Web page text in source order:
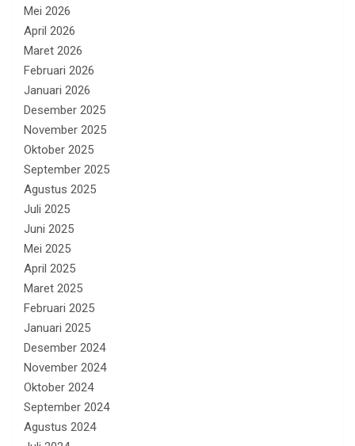
Mei 2026
April 2026
Maret 2026
Februari 2026
Januari 2026
Desember 2025
November 2025
Oktober 2025
September 2025
Agustus 2025
Juli 2025
Juni 2025
Mei 2025
April 2025
Maret 2025
Februari 2025
Januari 2025
Desember 2024
November 2024
Oktober 2024
September 2024
Agustus 2024